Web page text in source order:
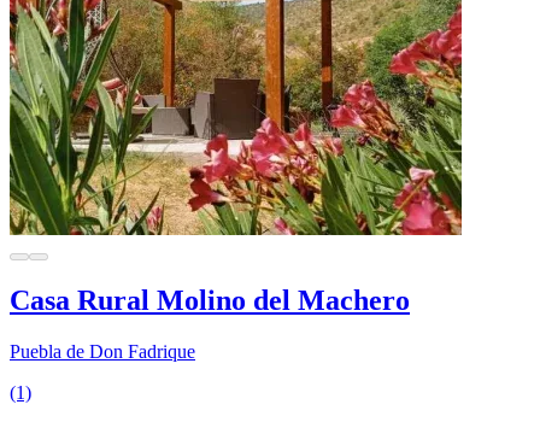
Casa Rural Molino del Machero
Puebla de Don Fadrique
(1)